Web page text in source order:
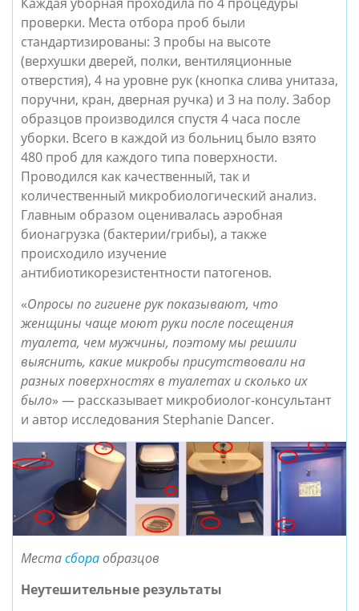
проверки. Места отбора проб были
стандартизированы: 3 пробы на высоте
(верхушки дверей, полки, вентиляционные
отверстия), 4 на уровне рук (кнопка слива унитаза,
поручни, кран, дверная ручка) и 3 на полу. Забор
образцов производился спустя 4 часа после
уборки. Всего в каждой из больниц было взято
480 проб для каждого типа поверхности.
Проводился как качественный, так и
количественный микробиологический анализ.
Главным образом оценивалась аэробная
бионагрузка (бактерии/грибы), а также
происходило изучение
антибиотикорезистентности патогенов.
«Опросы по гигиене рук показывают, что
женщины чаще моют руки после посещения
туалета, чем мужчины, поэтому мы решили
выяснить, какие микробы присутствовали на
разных поверхностях в туалетах и сколько их
было» — рассказывает микробиолог-консультант
и автор исследования Stephanie Dancer.
Местасбораобразцов
Неутешительные результаты